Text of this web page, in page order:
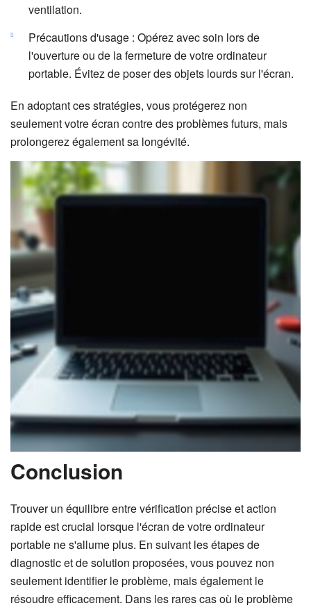
ventilation.
Précautions d'usage : Opérez avec soin lors de
l'ouverture ou de la fermeture de votre ordinateur
portable. Évitez de poser des objets lourds sur l'écran.
En adoptant ces stratégies, vous protégerez non
seulement votre écran contre des problèmes futurs, mais
prolongerez également sa longévité.
Conclusion
Trouver un équilibre entre vérification précise et action
rapide est crucial lorsque l'écran de votre ordinateur
portable ne s'allume plus. En suivant les étapes de
diagnostic et de solution proposées, vous pouvez non
seulement identifier le problème, mais également le
résoudre efficacement. Dans les rares cas où le problème